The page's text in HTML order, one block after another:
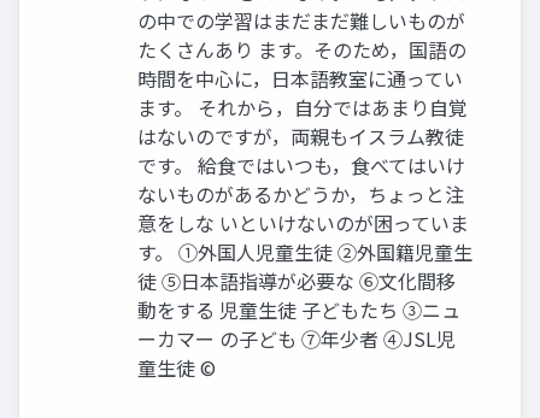
の中での学習はまだまだ難しいものが
たくさんあり ます。そのため，国語の
時間を中心に，日本語教室に通ってい
ます。 それから，自分ではあまり自覚
はないのですが，両親もイスラム教徒
です。 給食ではいつも，食べてはいけ
ないものがあるかどうか，ちょっと注
意をしな いといけないのが困っていま
す。 ①外国人児童生徒 ②外国籍児童生
徒 ⑤日本語指導が必要な ⑥文化間移
動をする 児童生徒 子どもたち ③ニュ
ーカマー の子ども ⑦年少者 ④JSL児
童生徒 ©